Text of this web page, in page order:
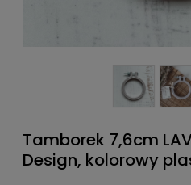
Tamborek 7,6cm
Design, kolorowy